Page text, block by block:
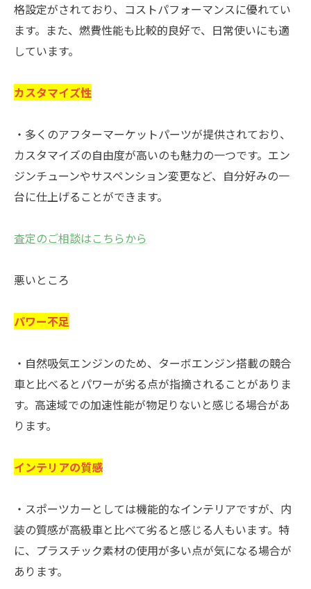
格設定がされており、コストパフォーマンスに優れてい
ます。また、燃費性能も比較的良好で、日常使いにも適
しています。
カスタマイズ性
・多くのアフターマーケットパーツが提供されており、
カスタマイズの自由度が高いのも魅力の一つです。エン
ジンチューンやサスペンション変更など、自分好みの一
台に仕上げることができます。
査定のご相談はこちらから
悪いところ
パワー不足
・自然吸気エンジンのため、ターボエンジン搭載の競合
車と比べるとパワーが劣る点が指摘されることがありま
す。高速域での加速性能が物足りないと感じる場合があ
ります。
インテリアの質感
・スポーツカーとしては機能的なインテリアですが、内
装の質感が高級車と比べて劣ると感じる人もいます。特
に、プラスチック素材の使用が多い点が気になる場合が
あります。